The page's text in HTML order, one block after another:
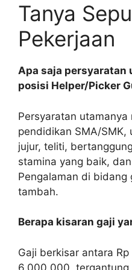
Tanya
Pekerjaan
Apa saja persyaratan
posisi Helper/Picker
Persyaratan utamanya
pendidikan SMA/SMK,
jujur, teliti,
stamina yang baik,
Pengalaman di bidang
tambah.
Berapa kisaran gaji
Gaji berkisar antara
6.000.000, tergantung